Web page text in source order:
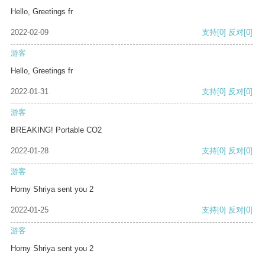
Hello, Greetings fr
2022-02-09 支持[0] 反对[0]
游客
Hello, Greetings fr
2022-01-31 支持[0] 反对[0]
游客
BREAKING! Portable CO2
2022-01-28 支持[0] 反对[0]
游客
Horny Shriya sent you 2
2022-01-25 支持[0] 反对[0]
游客
Horny Shriya sent you 2